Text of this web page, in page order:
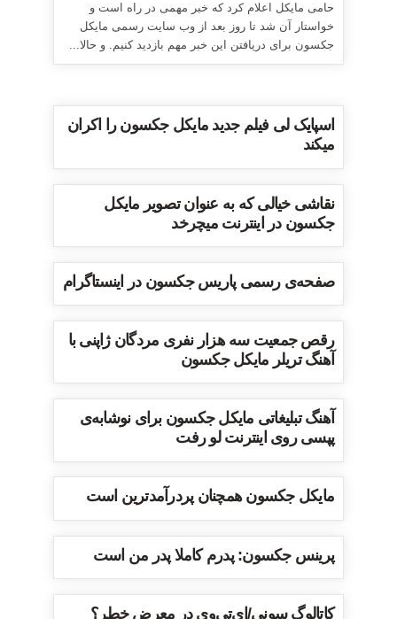
حامی مایکل اعلام کرد که خبر مهمی در راه است و
خواستار آن شد تا روز بعد از وب سایت رسمی مایکل
جکسون برای دریافتن این خبر مهم بازدید کنیم. و حالا...
اسپایک لی فیلم جدید مایکل جکسون را اکران
میکند
نقاشی خیالی که به عنوان تصویر مایکل
جکسون در اینترنت میچرخد
صفحه‌ی رسمی پاریس جکسون در اینستاگرام
رقص جمعیت سه هزار نفری مردگان ژاپنی با
آهنگ تریلر مایکل جکسون
آهنگ تبلیغاتی مایکل جکسون برای نوشابه‌ی
پپسی روی اینترنت لو رفت
مایکل جکسون همچنان پردرآمدترین است
پرینس جکسون: پدرم کاملا پدر من است
کاتالوگ سونی/ای‌تی‌وی در معرض خطر؟